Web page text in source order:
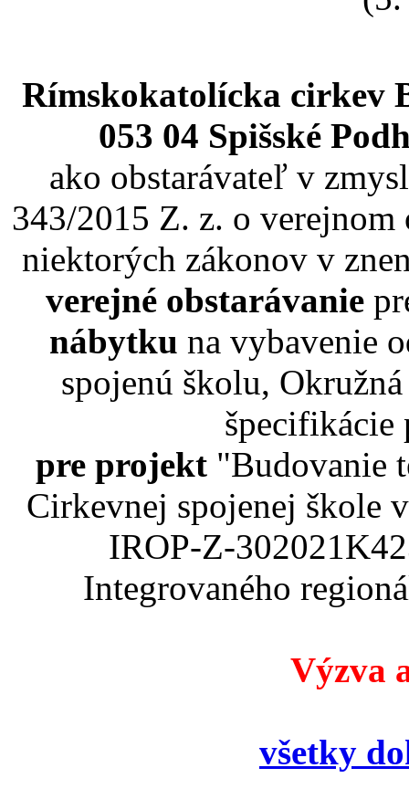
Rímskokatolícka cirkev
053 04 Spišské
ako obstarávateľ v
343/2015 Z. z. o verejnom
niektorých zákonov v
verejné obstarávanie
nábytku na vybavenie
spojenú školu,
špecifikácie
pre projekt "Budovanie
Cirkevnej spojenej
IROP-Z-
Integrovaného
Výzva
všetky